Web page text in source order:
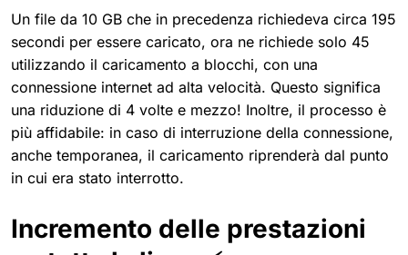
Un file da 10 GB che in precedenza richiedeva circa 195
secondi per essere caricato, ora ne richiede solo 45
utilizzando il caricamento a blocchi, con una
connessione internet ad alta velocità. Questo significa
una riduzione di 4 volte e mezzo! Inoltre, il processo è
più affidabile: in caso di interruzione della connessione,
anche temporanea, il caricamento riprenderà dal punto
in cui era stato interrotto.
Incremento delle prestazioni